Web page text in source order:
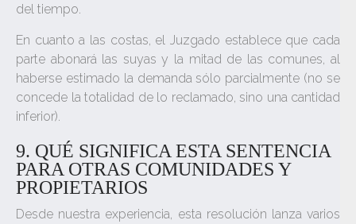
del tiempo.
En cuanto a las costas, el Juzgado establece que cada
parte abonará las suyas y la mitad de las comunes, al
haberse estimado la demanda sólo parcialmente (no se
concede la totalidad de lo reclamado, sino una cantidad
inferior).
9. QUÉ SIGNIFICA ESTA SENTENCIA
PARA OTRAS COMUNIDADES Y
PROPIETARIOS
Desde nuestra experiencia, esta resolución lanza varios